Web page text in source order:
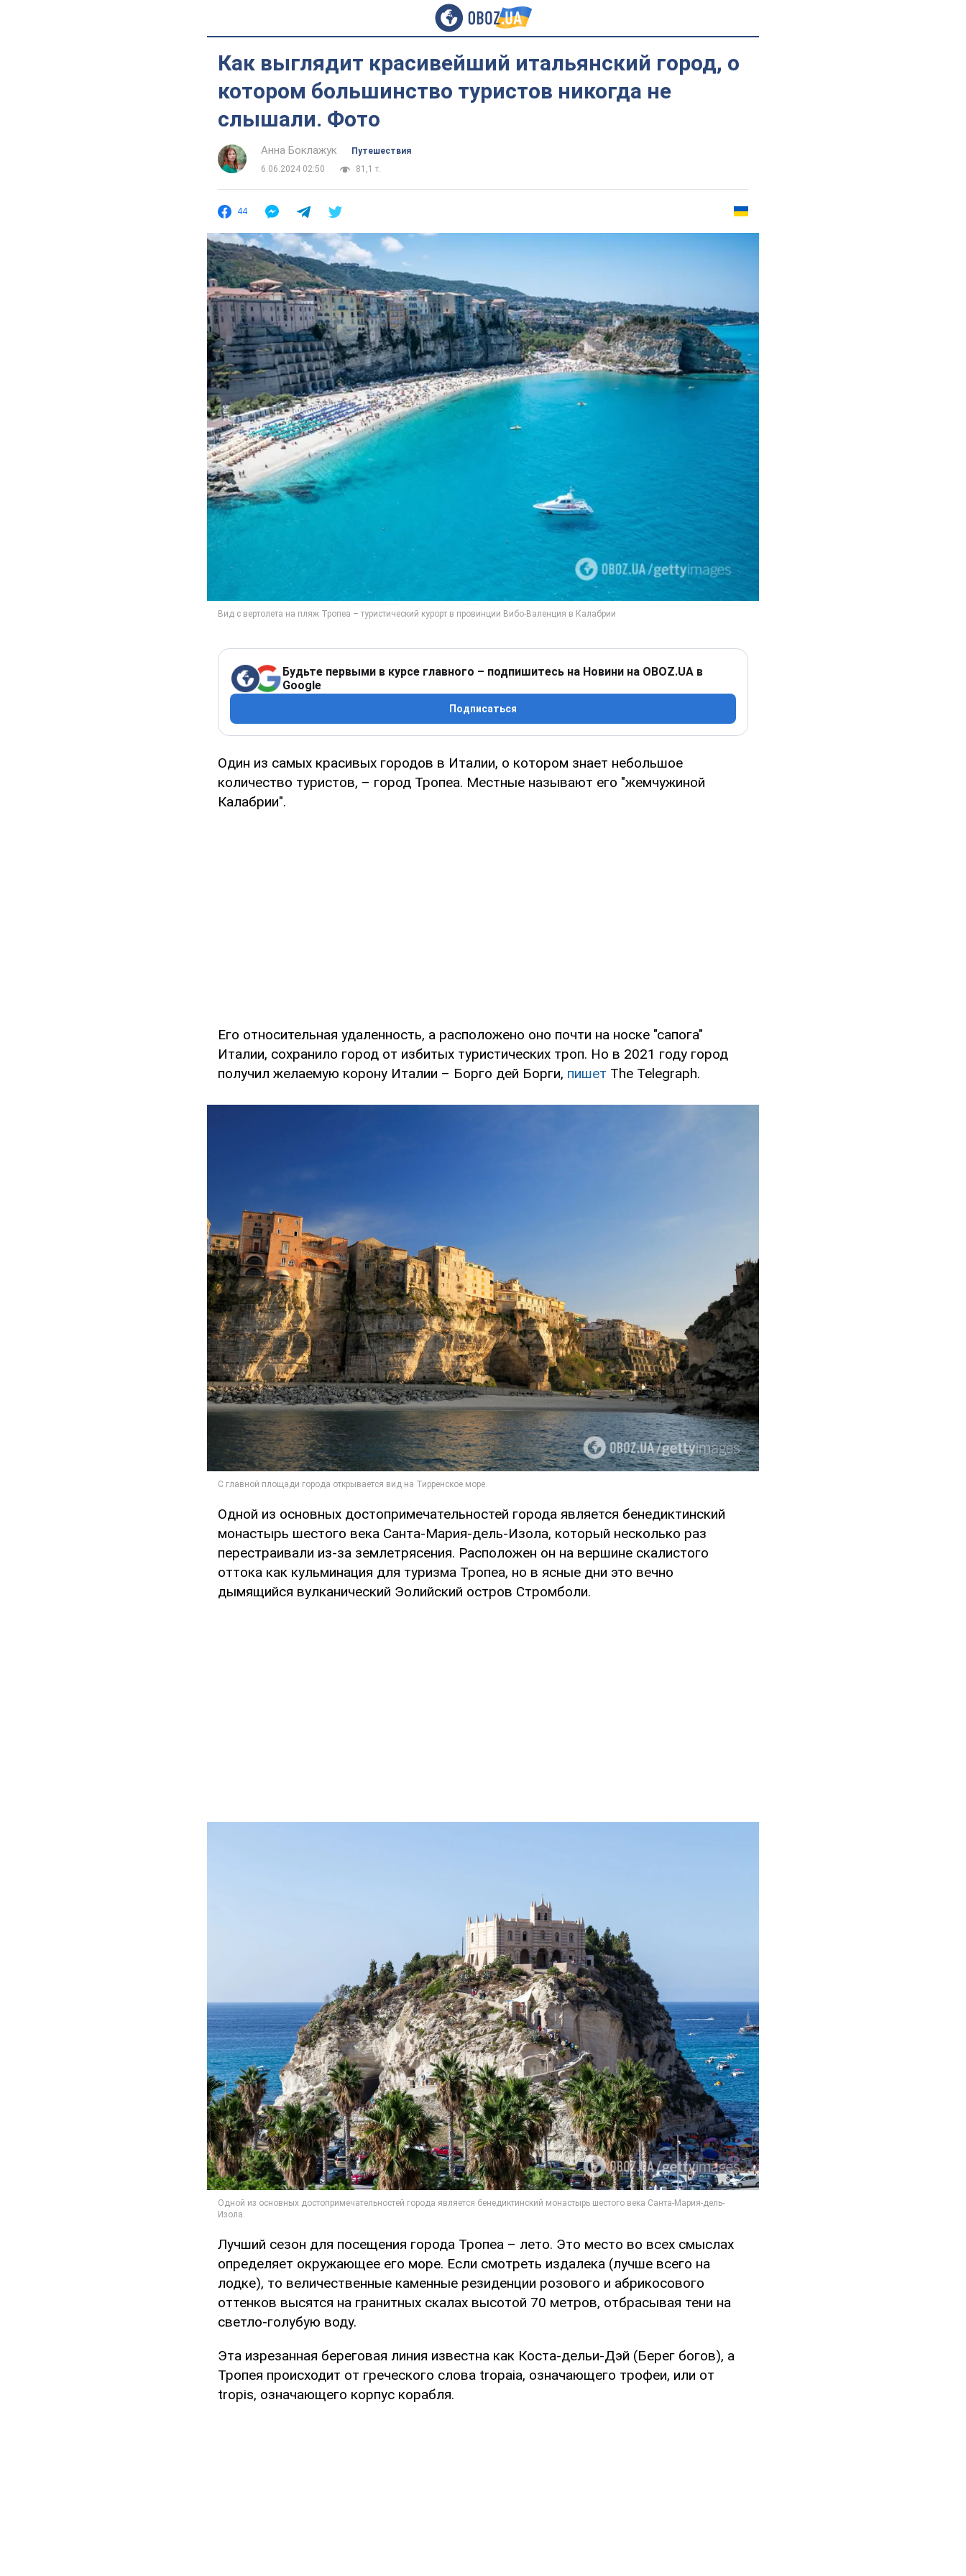
Как выглядит красивейший итальянский город, о
котором большинство туристов никогда не
слышали. Фото
Анна Боклажук
Путешествия
6.06.2024 02:50
81,1 т.
44
Будьте первыми в курсе главного – подпишитесь на Новини на OBOZ.UA в
Google
Подписаться
Один из самых красивых городов в Италии, о котором знает небольшое
количество туристов, – город Тропеа. Местные называют его "жемчужиной
Калабрии".
Его относительная удаленность, а расположено оно почти на носке "сапога"
Италии, сохранило город от избитых туристических троп. Но в 2021 году город
получил желаемую корону Италии – Борго дей Борги, пишет The Telegraph.
Одной из основных достопримечательностей города является бенедиктинский
монастырь шестого века Санта-Мария-дель-Изола, который несколько раз
перестраивали из-за землетрясения. Расположен он на вершине скалистого
оттока как кульминация для туризма Тропеа, но в ясные дни это вечно
дымящийся вулканический Эолийский остров Стромболи.
Лучший сезон для посещения города Тропеа – лето. Это место во всех смыслах
определяет окружающее его море. Если смотреть издалека (лучше всего на
лодке), то величественные каменные резиденции розового и абрикосового
оттенков высятся на гранитных скалах высотой 70 метров, отбрасывая тени на
светло-голубую воду.
Эта изрезанная береговая линия известна как Коста-дельи-Дэй (Берег богов), а
Тропея происходит от греческого слова tropaia, означающего трофеи, или от
tropis, означающего корпус корабля.